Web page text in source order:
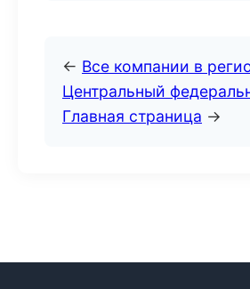
← Все компании в
Центральный
Главная страница →